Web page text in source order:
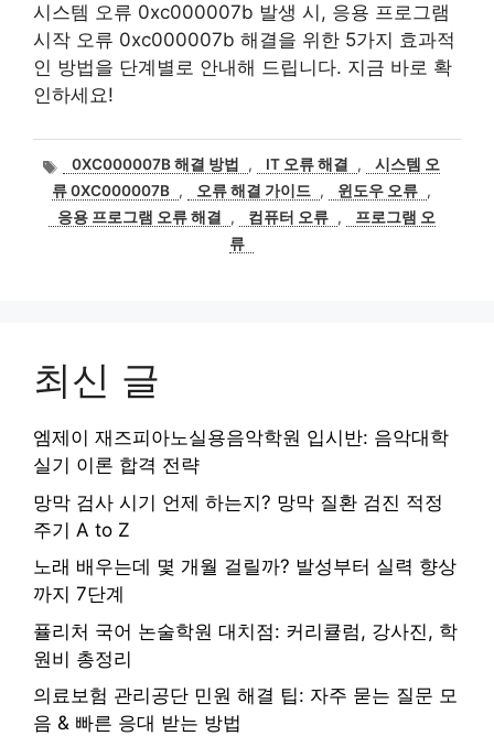
시스템 오류 0xc000007b 발생 시, 응용 프로그램
시작 오류 0xc000007b 해결을 위한 5가지 효과적
인 방법을 단계별로 안내해 드립니다. 지금 바로 확
인하세요!
태
그
0XC000007B 해결 방법 , IT 오류 해결 ,
시스템 오
류 0XC000007B , 오류 해결 가이드 , 윈도우 오류 ,
응용 프로그램 오류 해결
, 컴퓨터 오류 ,
프로그램 오
류
최신 글
엠제이 재즈피아노실용음악학원 입시반: 음악대학
실기 이론 합격 전략
망막 검사 시기 언제 하는지? 망막 질환 검진 적정
주기 A to Z
노래 배우는데 몇 개월 걸릴까? 발성부터 실력 향상
까지 7단계
퓰리처 국어 논술학원 대치점: 커리큘럼, 강사진, 학
원비 총정리
의료보험 관리공단 민원 해결 팁: 자주 묻는 질문 모
음 & 빠른 응대 받는 방법